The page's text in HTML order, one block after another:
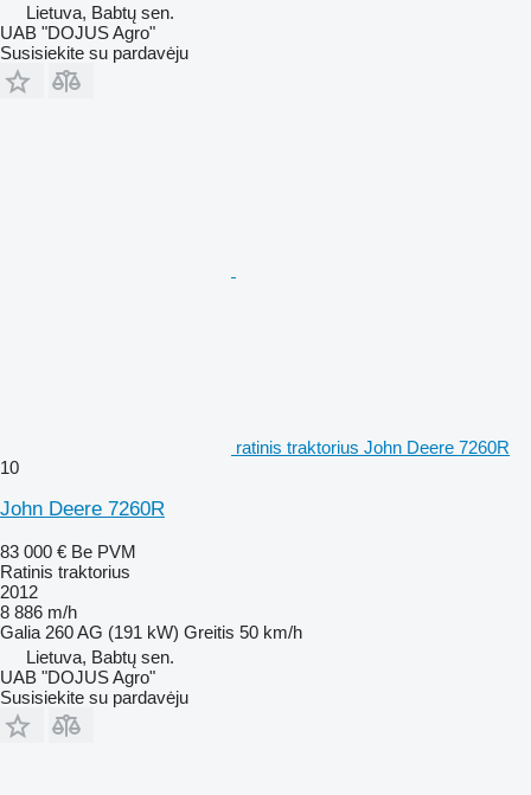
Lietuva, Babtų sen.
UAB "DOJUS Agro"
Susisiekite su pardavėju
ratinis traktorius John Deere 7260R
10
John Deere 7260R
83 000 € Be PVM
Ratinis traktorius
2012
8 886 m/h
Galia 260 AG (191 kW) Greitis 50 km/h
Lietuva, Babtų sen.
UAB "DOJUS Agro"
Susisiekite su pardavėju